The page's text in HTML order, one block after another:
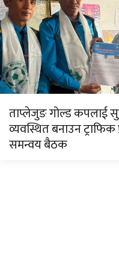
ताप्लेजुङ गोल्ड कपलाई
व्यवस्थित बनाउन ट्राफिक
समन्वय बैठक